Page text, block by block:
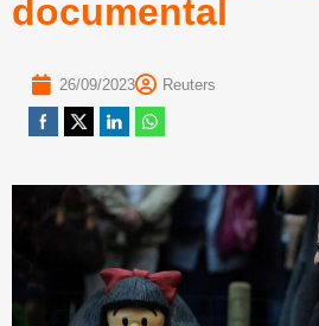
documental
26/09/2023 Reuters